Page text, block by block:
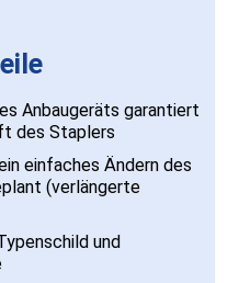
Anbaugeräts garantiert
des Staplers
einfaches Ändern des
(verlängerte
und